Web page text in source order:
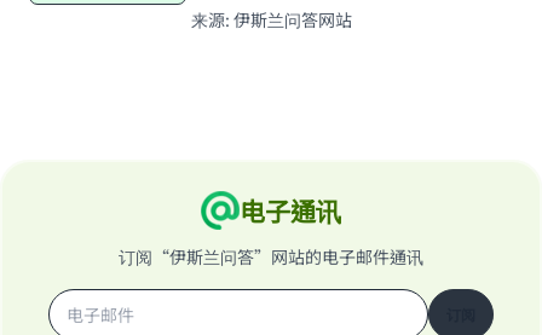
来源: 伊斯兰问答网站
电子通讯
订阅“伊斯兰问答”网站的电子邮件通讯